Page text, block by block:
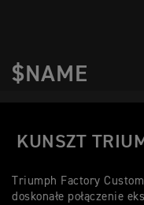
$NAME
KUNSZT
Triumph Factory
doskonałe połączenie